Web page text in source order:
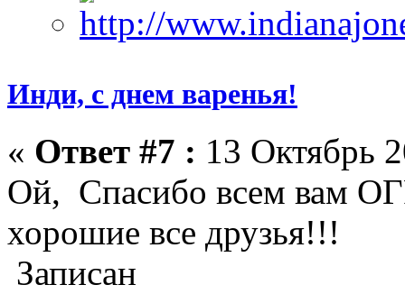
Инди, с днем варенья!
« Ответ #7 : 13 Октябрь
Ой, Спасибо всем вам
хорошие все друзья!!!
Записан